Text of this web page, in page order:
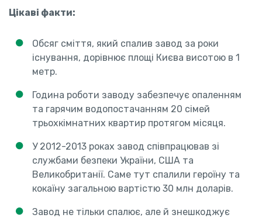
Цікаві факти:
Обсяг сміття, який спалив завод за роки
існування, дорівнює площі Києва висотою в 1
метр.
Година роботи заводу забезпечує опаленням
та гарячим водопостачанням 20 сімей
трьохкімнатних квартир протягом місяця.
У 2012-2013 роках завод співпрацював зі
службами безпеки України, США та
Великобританії. Саме тут спалили героїну та
кокаїну загальною вартістю 30 млн доларів.
Завод не тільки спалює, але й знешкоджує